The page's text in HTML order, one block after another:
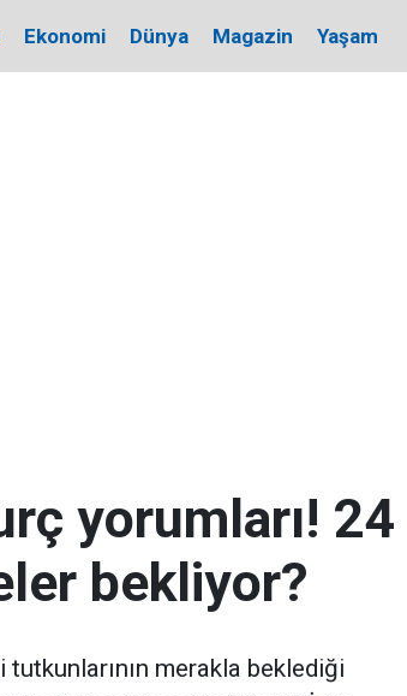
Ekonomi Dünya Magazin Yaşam
yorumları! 24
bekliyor?
merakla beklediği